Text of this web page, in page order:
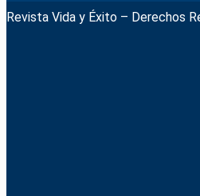
Revista Vida y Éxito – Derechos